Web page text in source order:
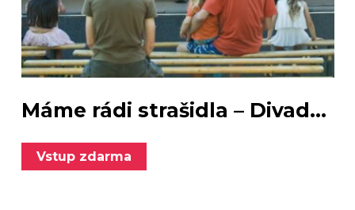
Máme rádi strašidla – Divad...
Vstup zdarma